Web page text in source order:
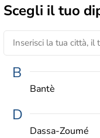
Scegli iltuo
B
Bantè
D
Dassa-Zoumé